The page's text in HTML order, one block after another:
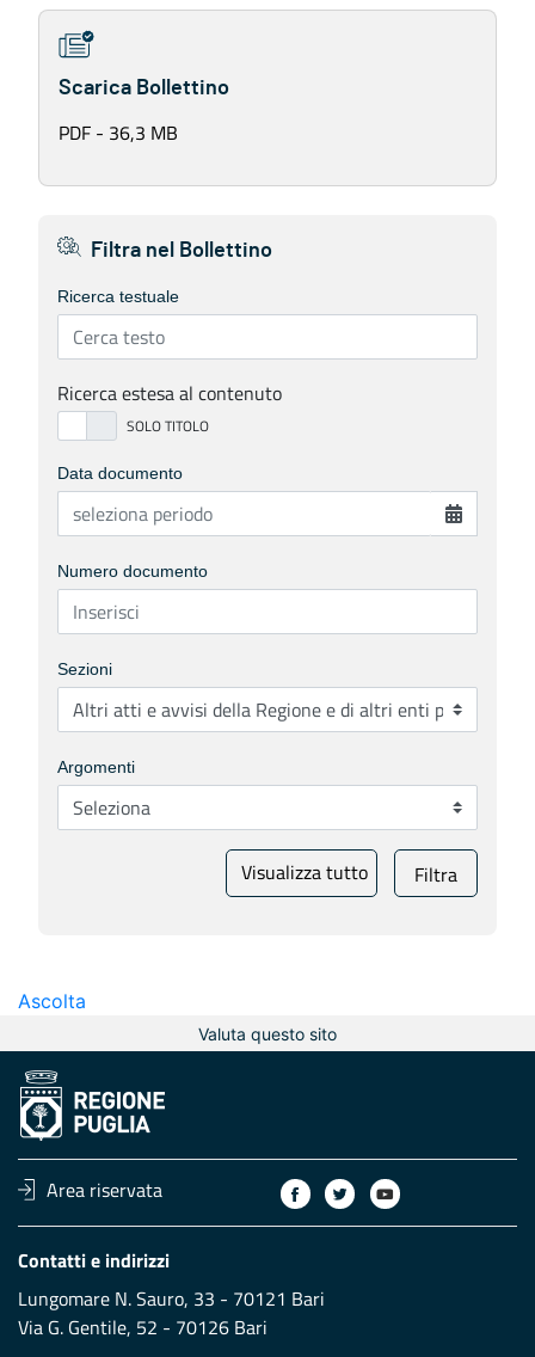
Scarica Bollettino
PDF - 36,3 MB
Filtra nel Bollettino
Ricerca testuale
Ricerca estesa al contenuto
Data documento
Numero documento
Sezioni
Argomenti
Visualizza tutto Filtra
Ascolta
Valuta questo sito
Area riservata
Contatti e indirizzi
Lungomare N. Sauro, 33 - 70121 Bari
Via G. Gentile, 52 - 70126 Bari